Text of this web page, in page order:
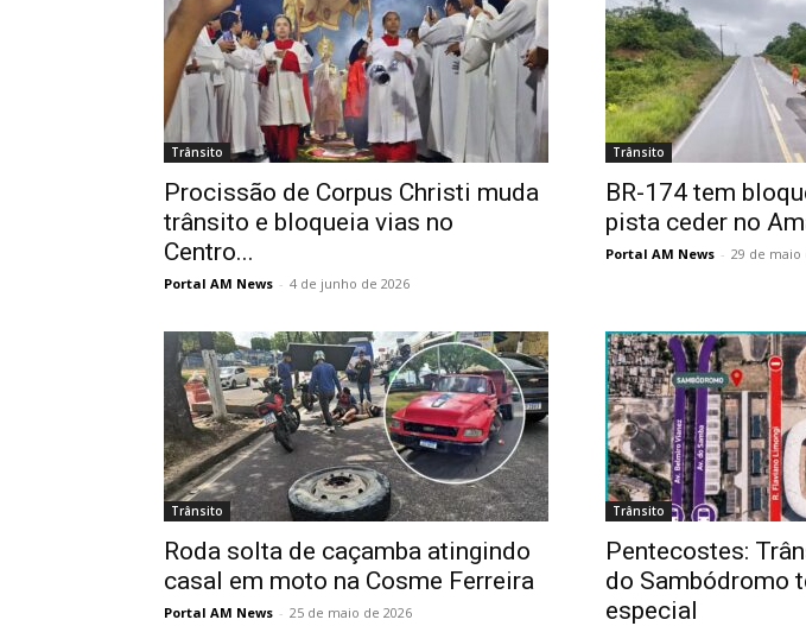
Trânsito
Procissão de Corpus Christi muda
trânsito e bloqueia vias no
Centro...
Portal AM News - 4 de junho de 2026
Trânsito
BR-174 tem
pista ceder no
Portal AM News - 29 de maio
Trânsito
Roda solta de caçamba atingindo
casal em moto na Cosme Ferreira
Portal AM News - 25 de maio de 2026
Trânsito
Pentecostes:
do Sambódromo
especial